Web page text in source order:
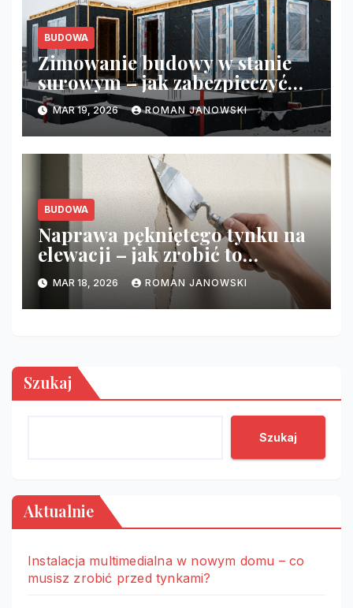
BUDOWA
Zimowanie budowy w stanie
surowym – jak zabezpieczyć
budynek przed mrozem?
MAR 19, 2026 ROMAN JANOWSKI
BUDOWA
Naprawa pękniętego tynku na
elewacji – jak zrobić to
niewidocznie?
MAR 18, 2026 ROMAN JANOWSKI
Szukaj
Szukaj
Aktualnie
Instalacja multimedialna w nowym domu – co
musisz zrobić przed tynkami?